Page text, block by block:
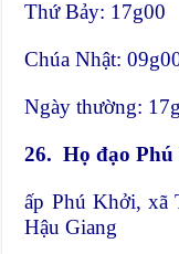
Thứ Bảy: 17g00
Chúa
Ngày thường:
26. Họ đạo
ấp Phú Khởi, xã
Hậu Giang